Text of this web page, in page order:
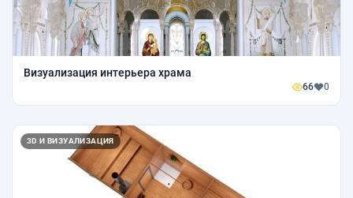
Визуализация интерьера храма
66 0
3D И ВИЗУАЛИЗАЦИЯ